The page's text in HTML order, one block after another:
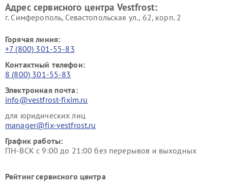
Адрес сервисного центра Vestfrost:
г. Симферополь, Севастопольская ул., 62, корп. 2
Горячая линия:
+7 (800) 301-55-83
Контактный телефон:
8 (800) 301-55-83
Электронная почта:
info@vestfrost-fixim.ru
для юридических лиц
manager@fix-vestfrost.ru
График работы:
ПН-ВСК с 9:00 до 21:00 без перерывов и выходных
Рейтинг сервисного центра